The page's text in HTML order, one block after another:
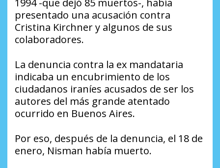
presentado una acusación contra
Cristina Kirchner y algunos de sus
colaboradores.
La denuncia contra la ex mandataria
indicaba un encubrimiento de los
ciudadanos iraníes acusados de ser los
autores del más grande atentado
ocurrido en Buenos Aires.
Por eso, después de la denuncia, el 18 de
enero, Nisman había muerto.